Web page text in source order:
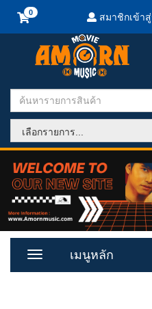
สมาชิกเข้า
Toggle
เมนูหลัก